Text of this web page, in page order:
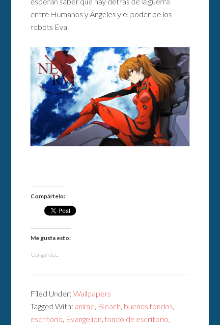
entre Humanos y Ángeles y el poder de los
robots Eva.
Compártelo:
Me gusta esto:
Cargando...
Filed Under:Wallpapers
Tagged With: anime Bleach buenos fondos
escritorio Evangelion ,fondo de escritorio